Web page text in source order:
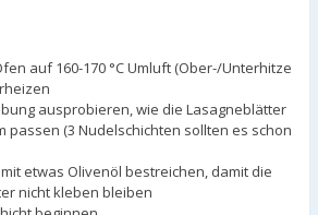
auf 160-170 °C Umluft (Ober-/Unterhitze
ausprobieren, wie die Lasagneblätter
passen (3 Nudelschichten sollten es schon
etwas Olivenöl bestreichen, damit die
nicht kleben bleiben